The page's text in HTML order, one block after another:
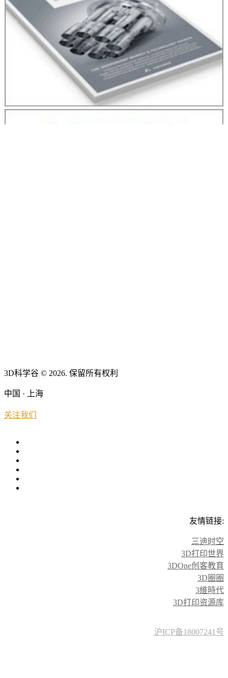
3D科学谷 © 2026. 保留所有权利
中国 · 上海
关注我们
友情链接:
三迪时空
3D打印世界
3DOne创客教育
3D圈圈
3維時代
3D打印资源库
沪ICP备18007241号